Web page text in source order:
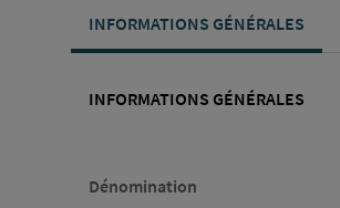
INFORMATIONS GÉNÉRALES
INFORMATIONS GÉNÉRALES
Dénomination